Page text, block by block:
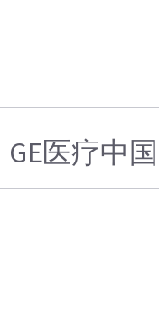
GE医疗中国